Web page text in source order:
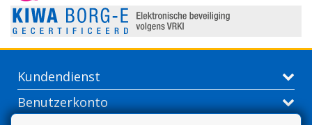
Kundendienst
Benutzerkonto